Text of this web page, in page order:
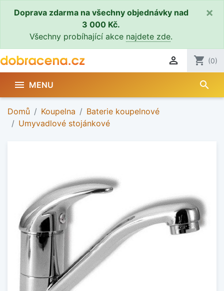
Doprava zdarma na všechny objednávky nad
3 000 Kč.
Všechny probíhající akce najdete zde.
×
 shopping_cart (0)
 MENU search
Domů Koupelna
Baterie koupelnové
Umyvadlové stojánkové